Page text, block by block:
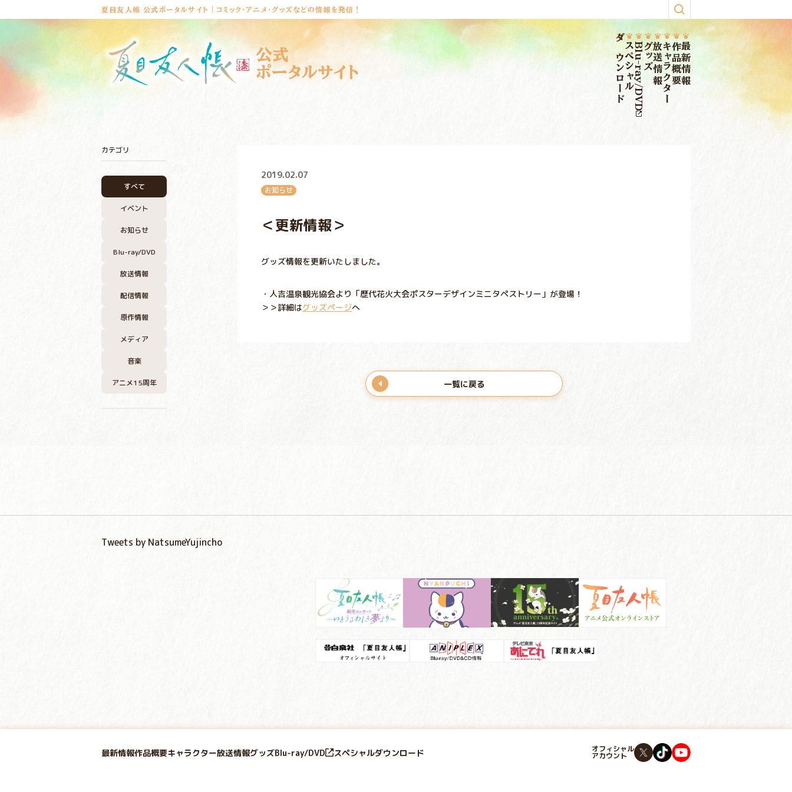
夏目友人帳 公式ポータルサイト｜コミック・アニメ・グッズなどの情報を発信！
公式
ポータルサイト
ダウンロードスペシャルBlu-ray/DVDグッズ放送情報キャラクター作品概要最新情報
カテゴリ
すべて
イベント
お知らせ
Blu-ray/DVD
放送情報
配信情報
原作情報
メディア
音楽
アニメ15周年
2019.02.07
お知らせ
＜更新情報＞
グッズ情報を更新いたしました。
・人吉温泉観光協会より「歴代花火大会ポスターデザインミニタペストリー」が登場！
＞＞詳細はグッズページへ
一覧に戻る
Tweets by NatsumeYujincho
最新情報作品概要キャラクター放送情報グッズBlu-ray/DVD スペシャルダウンロード オフィシャル
アカウント